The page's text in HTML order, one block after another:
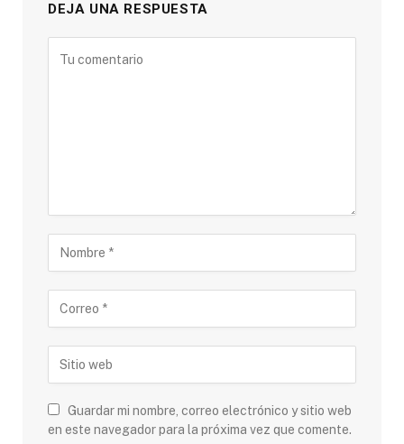
DEJA UNA RESPUESTA
Guardar mi nombre, correo electrónico y sitio web
en este navegador para la próxima vez que comente.